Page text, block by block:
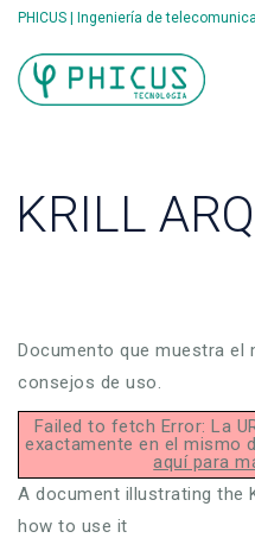
PHICUS | Ingeniería de
KRILL
Documento que muestra el
consejos de uso.
Failed to fetch Error: La
exactamente en el mismo
aquí para
A document illustrating the
how to use it